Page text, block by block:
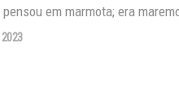
em marmota; era